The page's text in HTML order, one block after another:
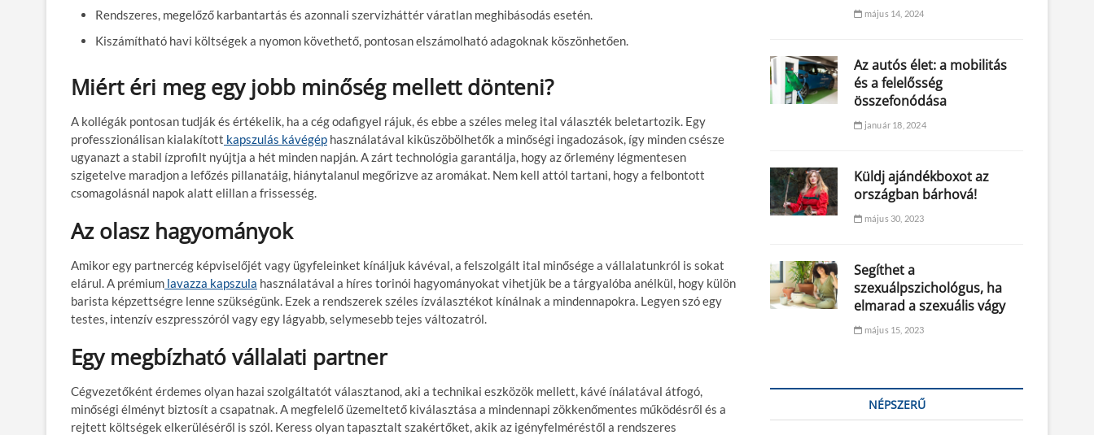
Rendszeres, megelőző karbantartás és azonnali szervizháttér váratlan meghibásodás esetén.
Kiszámítható havi költségek a nyomon követhető, pontosan elszámolható adagoknak köszönhetően.
Miért éri meg egy jobb minőség mellett dönteni?
A kollégák pontosan tudják és értékelik, ha a cég odafigyel rájuk, és ebbe a széles meleg ital választék beletartozik. Egy
professzionálisan kialakított kapszulás kávégép használatával kiküszöbölhetők a minőségi ingadozások, így minden csésze
ugyanazt a stabil ízprofilt nyújtja a hét minden napján. A zárt technológia garantálja, hogy az őrlemény légmentesen
szigetelve maradjon a lefőzés pillanatáig, hiánytalanul megőrizve az aromákat. Nem kell attól tartani, hogy a felbontott
csomagolásnál napok alatt elillan a frissesség.
Az olasz hagyományok
Amikor egy partnercég képviselőjét vagy ügyfeleinket kínáljuk kávéval, a felszolgált ital minősége a vállalatunkról is sokat
elárul. A prémium lavazza kapszula használatával a híres torinói hagyományokat vihetjük be a tárgyalóba anélkül, hogy külön
barista képzettségre lenne szükségünk. Ezek a rendszerek széles ízválasztékot kínálnak a mindennapokra. Legyen szó egy
testes, intenzív eszpresszóról vagy egy lágyabb, selymesebb tejes változatról.
Egy megbízható vállalati partner
Cégvezetőként érdemes olyan hazai szolgáltatót választanod, aki a technikai eszközök mellett, kávé ínálatával átfogó,
minőségi élményt biztosít a csapatnak. A megfelelő üzemeltető kiválasztása a mindennapi zökkenőmentes működésről és a
rejtett költségek elkerüléséről is szól. Keress olyan tapasztalt szakértőket, akik az igényfelméréstől a rendszeres
május 14, 2024
Az autós élet: a mobilitás
és a felelősség
összefonódása
január 18, 2024
Küldj ajándékboxot az
országban bárhová!
május 30, 2023
Segíthet a
szexuálpszichológus, ha
elmarad a szexuális vágy
május 15, 2023
NÉPSZERŰ